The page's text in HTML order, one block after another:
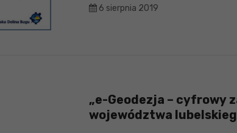
6 sierpnia 2019
„e-Geodezja – cyfrowy
województwa